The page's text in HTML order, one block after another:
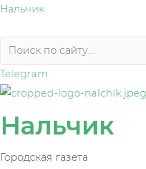
Перейти
содержимому
Нальчик
Telegram
Нальчик
Городская газета